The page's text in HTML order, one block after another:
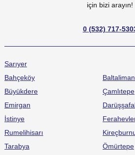
için bizi arayın!
0 (532) 717-
Sarıyer
Bahçeköy
Büyükdere
Çamlıtepe
Emirgan
İstinye
Rumelihisarı
Tarabya
Ömürtepe